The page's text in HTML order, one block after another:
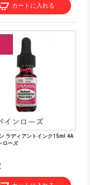
カートに入れる
ラディアントインク15ml 4A
ローズ